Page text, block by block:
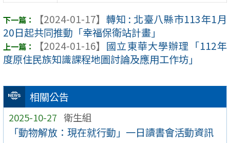
相關公告
2025-10-27 衛生組
「動物解放：現在就行動」一日讀書會活動資訊
【2024-01-17】 轉知 : 北臺八縣市113年1月
20日起共同推動「幸福保衛站計畫」
【2024-01-16】 國立東華大學辦理「112年
度原住民族知識課程地圖討論及應用工作坊」